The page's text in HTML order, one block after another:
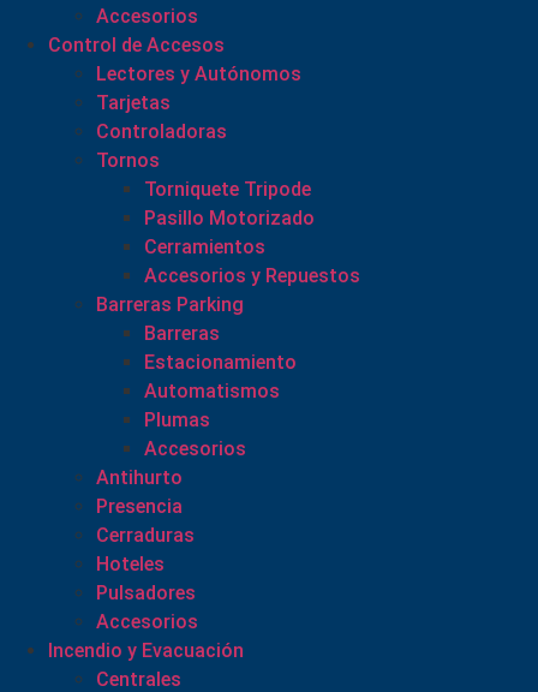
Accesorios
Control de Accesos
Lectores y Autónomos
Tarjetas
Controladoras
Tornos
Torniquete Tripode
Pasillo Motorizado
Cerramientos
Accesorios y Repuestos
Barreras Parking
Barreras
Estacionamiento
Automatismos
Plumas
Accesorios
Antihurto
Presencia
Cerraduras
Hoteles
Pulsadores
Accesorios
Incendio y Evacuación
Centrales